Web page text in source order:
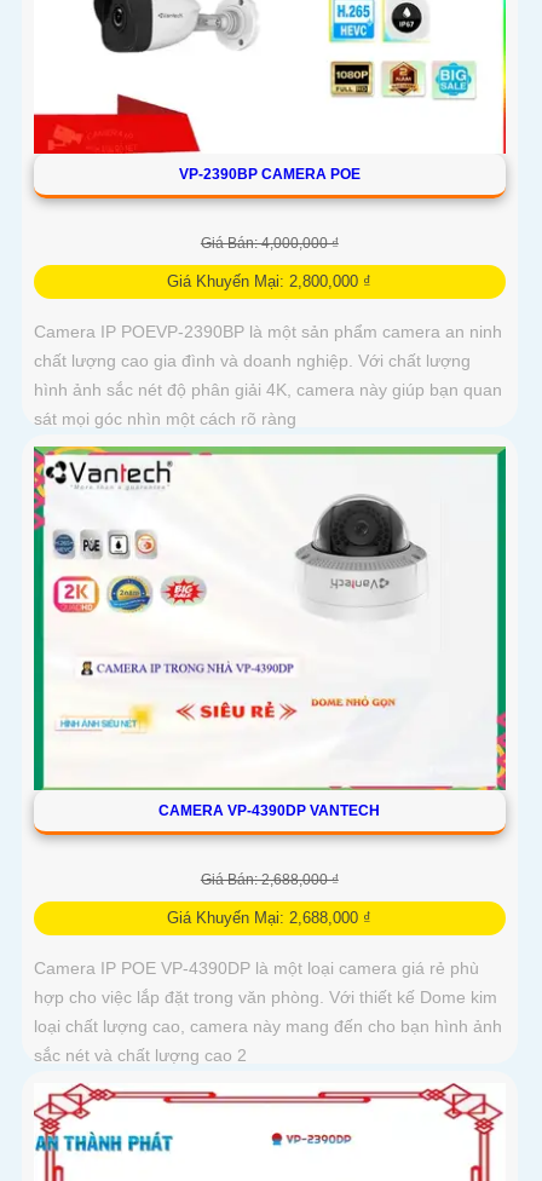
VP-2390BP CAMERA POE
Giá Bán: 4,000,000 ₫
Giá Khuyến Mại: 2,800,000 ₫
Camera IP POEVP-2390BP là một sản phẩm camera an ninh
chất lượng cao gia đình và doanh nghiệp. Với chất lượng
hình ảnh sắc nét độ phân giải 4K, camera này giúp bạn quan
sát mọi góc nhìn một cách rõ ràng
CAMERA VP-4390DP VANTECH
Giá Bán: 2,688,000 ₫
Giá Khuyến Mại: 2,688,000 ₫
Camera IP POE VP-4390DP là một loại camera giá rẻ phù
hợp cho việc lắp đặt trong văn phòng. Với thiết kế Dome kim
loại chất lượng cao, camera này mang đến cho bạn hình ảnh
sắc nét và chất lượng cao 2